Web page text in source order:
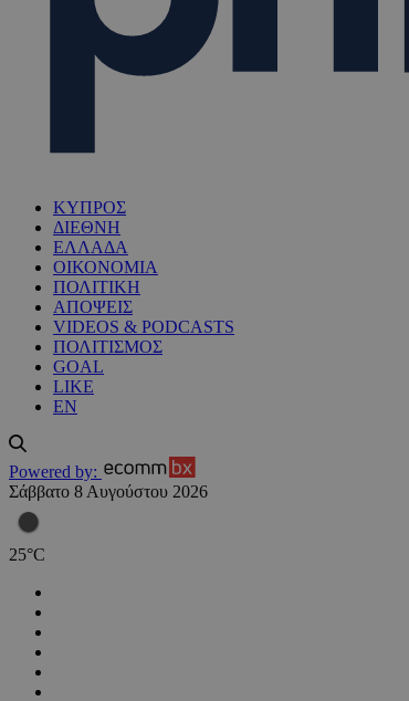
ΚΥΠΡΟΣ
ΔΙΕΘΝΗ
ΕΛΛΑΔΑ
ΟΙΚΟΝΟΜΙΑ
ΠΟΛΙΤΙΚΗ
ΑΠΟΨΕΙΣ
VIDEOS & PODCASTS
ΠΟΛΙΤΙΣΜΟΣ
GOAL
LIKE
EN
Powered by:
Σάββατο 8 Αυγούστου 2026
25°C